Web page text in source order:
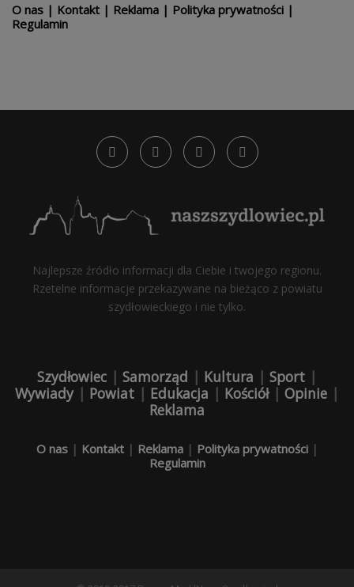
O nas | Kontakt | Reklama | Polityka prywatności |
Regulamin
Najlepsze źródło informacji dla Ciebie i twojego regionu.
Rzetelne informacje przekazywane na bieżąco z powiatu
szydłowieckiego i nie tylko.
Szydłowiec | Samorząd | Kultura | Sport |
Wywiady| Powiat | Edukacja | Kościół| Opinie |
Reklama
O nas| Kontakt| Reklama| Polityka prywatności|
Regulamin